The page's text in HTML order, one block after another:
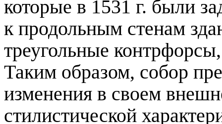
которые в 1531 г. были
к продольным стенам
треугольные
Таким образом, собор
изменения в своем
стилистической